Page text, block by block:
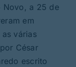
Novo, a 25 de
em
várias
César
escrito